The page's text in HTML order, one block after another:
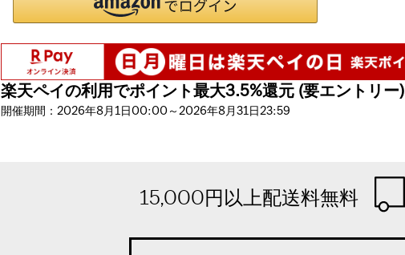
楽天ペイの利用でポイント最大3.5%還元 (要エントリー)
開催期間：2026年8月1日00:00～2026年8月31日23:59
15,000円以上配送料無料